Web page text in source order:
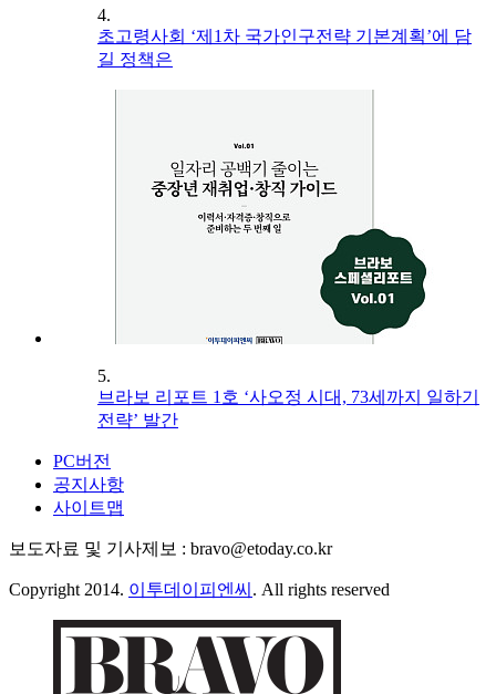
4.
초고령사회 ‘제1차 국가인구전략 기본계획’에 담
길 정책은
5.
브라보 리포트 1호 ‘사오정 시대, 73세까지 일하기
전략’ 발간
PC버전
공지사항
사이트맵
보도자료 및 기사제보 : bravo@etoday.co.kr
Copyright 2014. 이투데이피엔씨 . All rights reserved